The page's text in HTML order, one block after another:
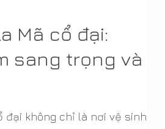
Mã cổ đại:
sang trọng và
đại không chỉ là nơi vệ sinh